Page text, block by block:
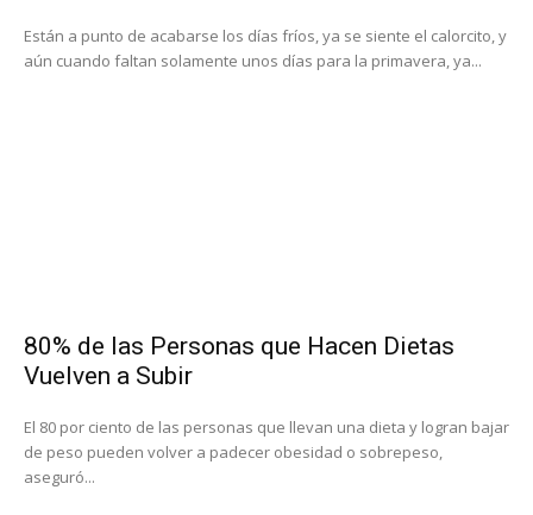
Están a punto de acabarse los días fríos, ya se siente el calorcito, y
aún cuando faltan solamente unos días para la primavera, ya...
80% de las Personas que Hacen Dietas
Vuelven a Subir
El 80 por ciento de las personas que llevan una dieta y logran bajar
de peso pueden volver a padecer obesidad o sobrepeso,
aseguró...